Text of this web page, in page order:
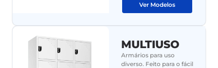
Ver Modelos
MULTIUSO
Armários para uso
diverso. Feito para o fácil